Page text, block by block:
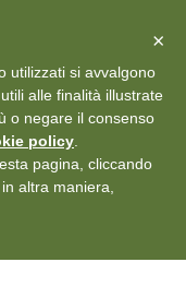
Statuto
×
utilizzati si avvalgono
alle finalità illustrate
o negare il consenso
policy
pagina, cliccando
altra maniera,